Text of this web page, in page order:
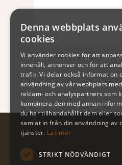
Denna webbplats
cookies
Vi använder cookies för att
innehåll, annonser och för att
trafik. Vi delar också information
användning av vår webbplats
reklam- och analyspartners som
kombinera den med annan
du har tillhandahållit dem eller
samlat in från din användning av
tjänster. Läs mer
STRIKT NÖDVÄNDIGT